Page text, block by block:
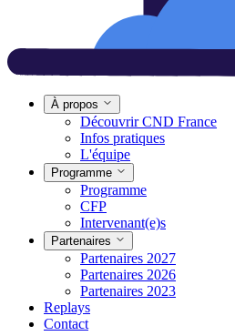
À propos
Découvrir CND France
Infos pratiques
L'équipe
Programme
Programme
CFP
Intervenant(e)s
Partenaires
Partenaires 2027
Partenaires 2026
Partenaires 2023
Replays
Contact